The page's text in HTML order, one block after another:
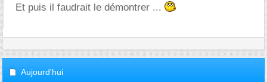
Et puis il faudrait le démontrer ...
Aujourd'hui